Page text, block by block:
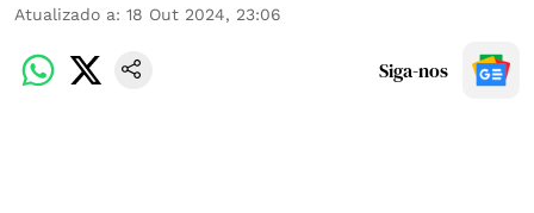
Atualizado a: 18 Out 2024, 23:06
Siga-nos